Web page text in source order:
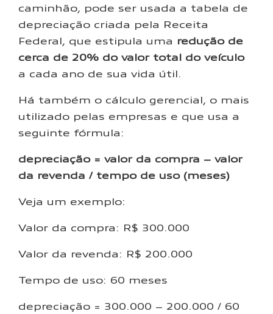
caminhão, pode ser usada a tabela de
depreciação criada pela Receita
Federal, que estipula uma redução de
cerca de 20% do valor total do veículo
a cada ano de sua vida útil.
Há também o cálculo gerencial, o mais
utilizado pelas empresas e que usa a
seguinte fórmula:
depreciação = valor da compra – valor
da revenda / tempo de uso (meses)
Veja um exemplo:
Valor da compra: R$ 300.000
Valor da revenda: R$ 200.000
Tempo de uso: 60 meses
depreciação = 300.000 – 200.000 / 60